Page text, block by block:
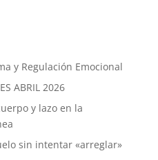
y Regulación Emocional
ABRIL 2026
y lazo en la
sin intentar «arreglar»